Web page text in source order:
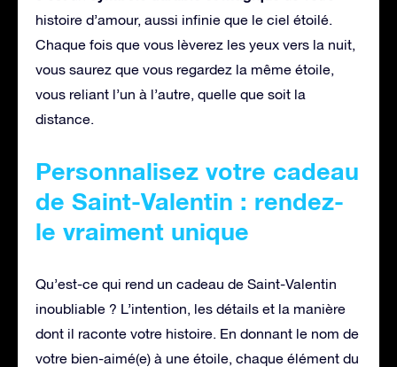
histoire d’amour, aussi infinie que le ciel étoilé.
Chaque fois que vous lèverez les yeux vers la nuit,
vous saurez que vous regardez la même étoile,
vous reliant l’un à l’autre, quelle que soit la
distance.
Personnalisez votre cadeau
de Saint-Valentin : rendez-
le vraiment unique
Qu’est-ce qui rend un cadeau de Saint-Valentin
inoubliable ? L’intention, les détails et la manière
dont il raconte votre histoire. En donnant le nom de
votre bien-aimé(e) à une étoile, chaque élément du